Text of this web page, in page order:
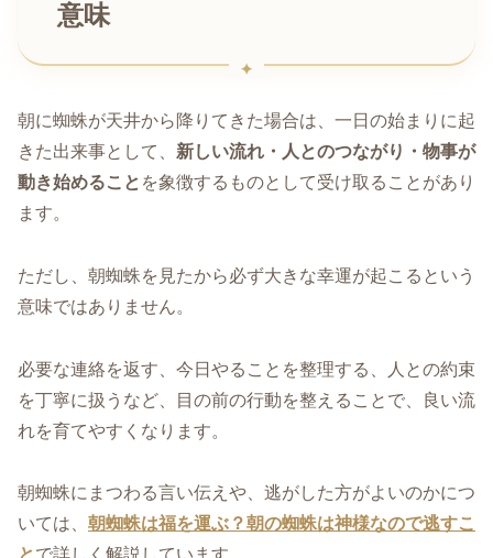
意味
朝に蜘蛛が天井から降りてきた場合は、一日の始まりに起
きた出来事として、 新しい流れ・人とのつながり・物事が
動き始めること を象徴するものとして受け取ることがあり
ます。
ただし、朝蜘蛛を見たから必ず大きな幸運が起こるという
意味ではありません。
必要な連絡を返す、今日やることを整理する、人との約束
を丁寧に扱うなど、目の前の行動を整えることで、良い流
れを育てやすくなります。
朝蜘蛛にまつわる言い伝えや、逃がした方がよいのかにつ
いては、 朝蜘蛛は福を運ぶ？朝の蜘蛛は神様なので逃すこ